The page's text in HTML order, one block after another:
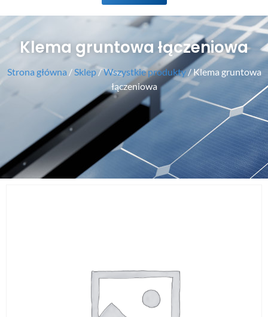
Klema gruntowa łączeniowa
Strona główna / Sklep/Wszystkie produkty/ Klema gruntowa
łączeniowa